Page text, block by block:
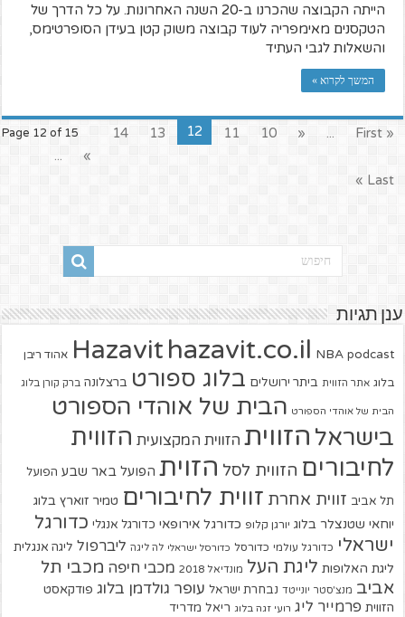
הייתה הקבוצה שהכרנו ב-20 השנה האחרונות. על כל הדרך של
הטקסנים מאימפריה לעוד קבוצה משוק קטן בעידן הסופרטימס,
והשאלות לגבי העתיד
המשך לקרוא »
Page 12 of 15 « First
...
«
10
11
12
13
14
»
...
Last »
ענן תגיות
Hazavit hazavit.co.il NBA podcast אהוד ריבן
בלוג אתר הזווית ביתר ירושלים בלוג ספורט ברצלונה ברק קורן בלוג
הבית של אוהדי הספורט הבית של אוהדי הספורט
בישראל הזווית הזווית המקצועית הזווית
לחיבורים הזווית לסל הזוית הפועל באר שבע הפועל
תל אביב זווית אחרת זווית לחיבורים טמיר זוארץ בלוג
יוחאי שטנצלר בלוג יורגן קלופ כדורגל אירופאי כדורגל אנגלי כדורגל
ישראלי כדורגל עולמי כדורסל כדורסל ישראלי לה ליגה ליברפול ליגה אנגלית
ליגת האלופות ליגת העל מונדיאל 2018 מכבי חיפה מכבי תל
אביב מנצ'סטר יונייטד נבחרת ישראל עופר גולדמן בלוג פודקאסט
הזווית פרמייר ליג רועי זגה בלוג ריאל מדריד